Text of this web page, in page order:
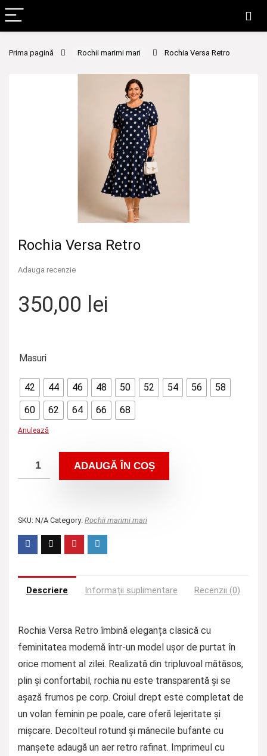
Prima pagină Rochii marimi mari Rochia Versa Retro
Rochia Versa Retro
Adauga recenzie
350,00 lei
Masuri
42 44 46 48 50 52 54 56
58
60
62 64 66 68
Anulează
ADAUGĂ ÎN COȘ
SKU: N/A Category: Rochii marimi mari
Descriere Informații suplimentare Recenzii (0)
Rochia Versa Retro îmbină eleganța clasică cu
feminitatea modernă într-un model ușor de purtat în
orice moment al zilei. Realizată din tripluvoal mătăsos,
plin și confortabil, rochia nu este transparentă și se
așază frumos pe corp. Croiul drept este completat de
un volan feminin pe poale, care oferă lejeritate și
mișcare. Decolteul rotund și mânecile bufante cu
manșete adaugă un aer retro rafinat. Imprimeul cu